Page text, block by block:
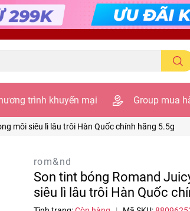
trình khuyến mại Group mua
môi siêu lì lâu trôi Hàn Quốc chính hãng 5.5g
rom&nd
Son tint bóng Romand
siêu lì lâu trôi Hàn Quốc